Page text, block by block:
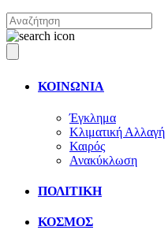
ΚΟΙΝΩΝΙΑ
Έγκλημα
Κλιματική Αλλαγή
Καιρός
Ανακύκλωση
ΠΟΛΙΤΙΚΗ
ΚΟΣΜΟΣ